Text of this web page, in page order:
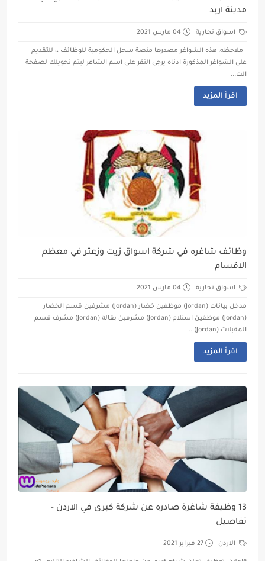
مدينة اربد
اسواق تجارية 04 مارس 2021
ملاحظه: هذه الشواغر مصدرها منصة سجل الحكومية للوظائف ،، للتقديم
على الشواغر المذكورة ادناه يرجى النقر على اسم الشاغر ليتم تحويلك لصفحة
الت...
اقرأ المزيد
وظائف شاغره في شركة اسواق زيت وزعتر في معظم
الاقسام
اسواق تجارية 04 مارس 2021
مدخل بيانات (Jordan) موظفين خضار (Jordan) مشرفين قسم الخضار
(Jordan) موظفين استلام (Jordan) مشرفين بقالة (Jordan) مشرف قسم
المقبلات (Jordan)...
اقرأ المزيد
13 وظيفة شاغرة صادره عن شركة كبرى في الاردن -
تفاصيل
الاردن 27 فبراير 2021